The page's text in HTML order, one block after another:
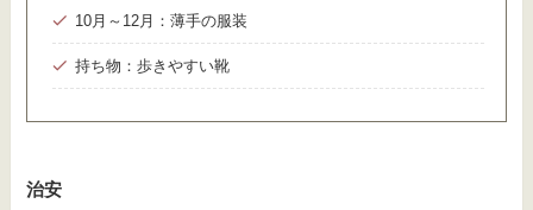
10月～12月：薄手の服装
持ち物：歩きやすい靴
治安